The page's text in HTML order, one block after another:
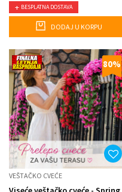
BESPLATNA DOSTAVA
DODAJ U KORPU
80%
VEŠTAČKO CVEĆE